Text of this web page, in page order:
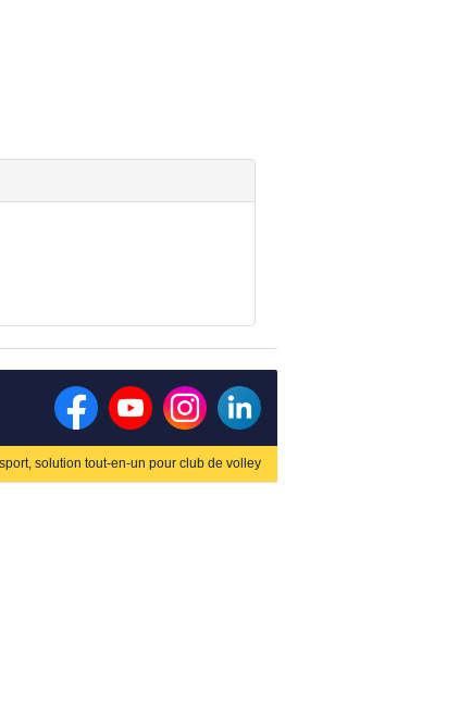
solution tout-en-un pour club de volley